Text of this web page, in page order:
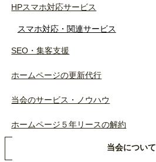
HPスマホ対応サービス
スマホ対応・関連サービス
SEO・集客支援
ホームページの更新代行
当会のサービス・ノウハウ
ホームページ５年リースの解約
当会について